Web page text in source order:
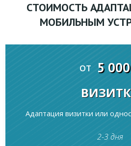
СТОИМОСТЬ
МОБИЛЬНЫМ
от 5 000
Адаптация визитки или
2-3 дня